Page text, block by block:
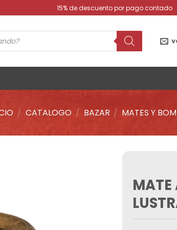
15% de descuento por pago contado
/ CATALOGO / BAZAR / MATES Y